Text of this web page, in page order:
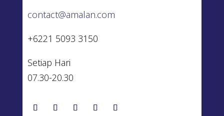
contact@amalan.com
+6221 5093 3150
Setiap Hari
07.30-20.30